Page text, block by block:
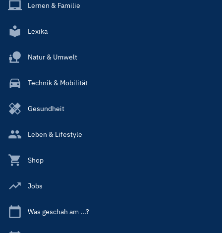
Lernen & Familie
Lexika
Natur & Umwelt
Technik & Mobilität
Gesundheit
Leben & Lifestyle
Shop
Jobs
Was geschah am ...?